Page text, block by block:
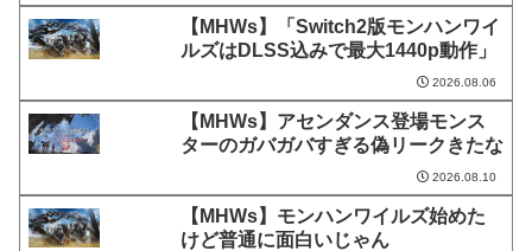
【MHWs】「Switch2版モンハンワイ
ルズはDLSS込みで最大1440p動作」
2026.08.06
【MHWs】アセンダンス登場モンス
ターのガバガバすぎる偽リークきたな
2026.08.10
【MHWs】モンハンワイルズ始めた
けど普通に面白いじゃん